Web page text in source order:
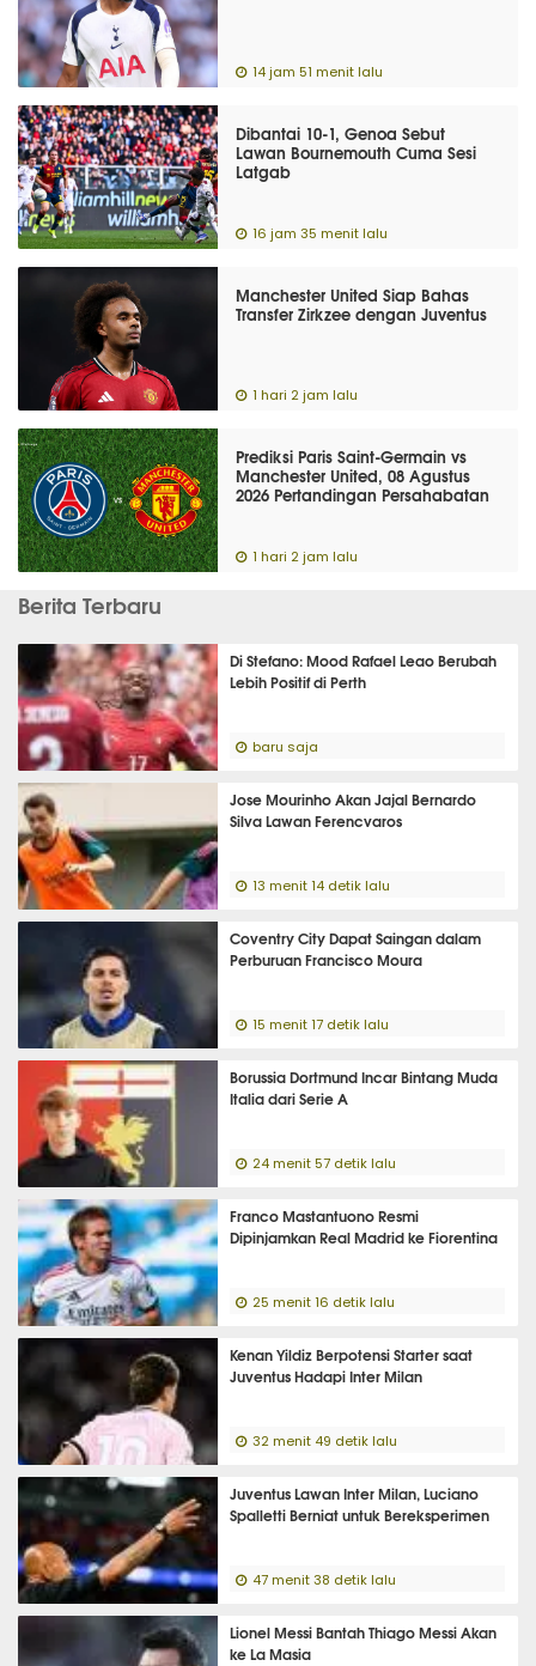
14 jam 51 menit lalu
Dibantai 10-1, Genoa Sebut
Lawan Bournemouth Cuma Sesi
Latgab
16 jam 35 menit lalu
Manchester United Siap Bahas
Transfer Zirkzee dengan Juventus
1 hari 2 jam lalu
Prediksi Paris Saint-Germain vs
Manchester United, 08 Agustus
2026 Pertandingan Persahabatan
1 hari 2 jam lalu
Berita Terbaru
Di Stefano: Mood Rafael Leao Berubah
Lebih Positif di Perth
baru saja
Jose Mourinho Akan Jajal Bernardo
Silva Lawan Ferencvaros
13 menit 14 detik lalu
Coventry City Dapat Saingan dalam
Perburuan Francisco Moura
15 menit 17 detik lalu
Borussia Dortmund Incar Bintang Muda
Italia dari Serie A
24 menit 57 detik lalu
Franco Mastantuono Resmi
Dipinjamkan Real Madrid ke Fiorentina
25 menit 16 detik lalu
Kenan Yildiz Berpotensi Starter saat
Juventus Hadapi Inter Milan
32 menit 49 detik lalu
Juventus Lawan Inter Milan, Luciano
Spalletti Berniat untuk Bereksperimen
47 menit 38 detik lalu
Lionel Messi Bantah Thiago Messi Akan
ke La Masia